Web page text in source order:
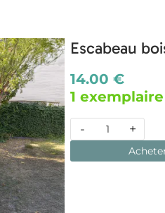
Escabeau
14.00 €
1
- +